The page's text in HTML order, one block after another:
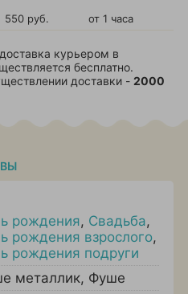
550 руб. от 1 часа
курьером в
бесплатно.
доставки - 2000
рождения, Свадьба,
рождения взрослого,
рождения подруги
металлик, Фуше